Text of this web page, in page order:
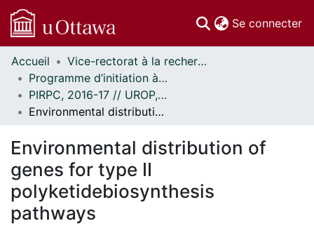
Se connecter
Communautés
et collections
Parcourir
Statistiques
À propos
Accueil
Vice-rectorat à la recherche // Office of the V-P, Research
Programme d’initiation à la recherche au premier cycle (PIRPC) // Undergraduate Research Opportunity Program (UROP)
PIRPC, 2016-17 // UROP, 2016-17
Environmental distribution of genes for type II polyketidebiosynthesis pathways
Environmental distribution of
genes for type II
polyketidebiosynthesis
pathways